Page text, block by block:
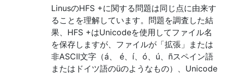
LinusのHFS +に関する問題は同じ点に由来す
ることを理解しています。問題を調査した結
果、HFS +はUnicodeを使用してファイル名
を保存しますが、ファイルが「拡張」または
非ASCII文字（á、 é、í、ó、ú、ñスペイン語
またはドイツ語のüのようなもの）、Unicode